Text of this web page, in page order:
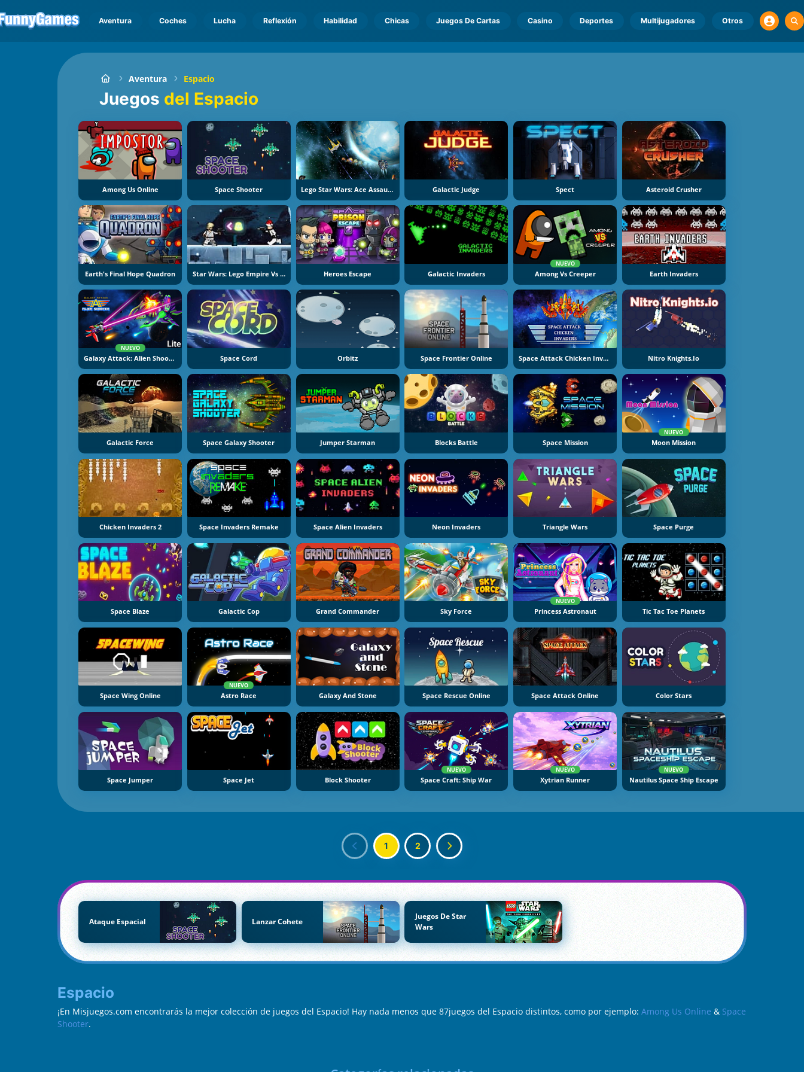
Aventura Coches Lucha Reflexión Habilidad Chicas Juegos De Cartas Casino Deportes Multijugadores Otros
Aventura Espacio
Juegos del Espacio
Among Us Online Space Shooter Lego Star Wars: Ace Assault 2 Galactic Judge Spect Asteroid Crusher
Earth's Final Hope Quadron Star Wars: Lego Empire Vs Rebels Heroes Escape Galactic Invaders
NUEVO
Among Vs Creeper Earth Invaders
NUEVO
Galaxy Attack: Alien Shooter Space Cord Orbitz Space Frontier Online Space Attack Chicken Invaders Nitro Knights.Io
Galactic Force Space Galaxy Shooter Jumper Starman Blocks Battle Space Mission
NUEVO
Moon Mission
Chicken Invaders 2 Space Invaders Remake Space Alien Invaders Neon Invaders Triangle Wars Space Purge
Space Blaze Galactic Cop Grand Commander Sky Force
NUEVO
Princess Astronaut Tic Tac Toe Planets
Space Wing Online
NUEVO
Astro Race Galaxy And Stone Space Rescue Online Space Attack Online Color Stars
Space Jumper Space Jet Block Shooter
NUEVO
Space Craft: Ship War
NUEVO
Xytrian Runner
NUEVO
Nautilus Space Ship Escape
1 2
Ataque Espacial Lanzar Cohete
Juegos De Star
Wars
Espacio
¡En Misjuegos.com encontrarás la mejor colección de juegos del Espacio! Hay nada menos que 87juegos del Espacio distintos, como por ejemplo: Among Us Online & Space
Shooter.